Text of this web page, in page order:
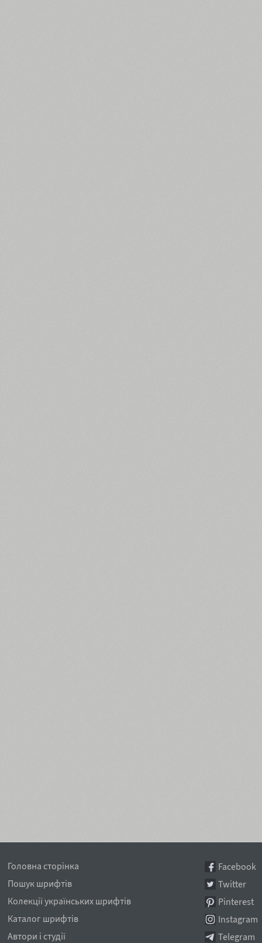
Головна сторінка
Пошук шрифтів
Колекції українських шрифтів
Каталог шрифтів
Автори і студії
Facebook
Twitter
Pinterest
Instagram
Telegram